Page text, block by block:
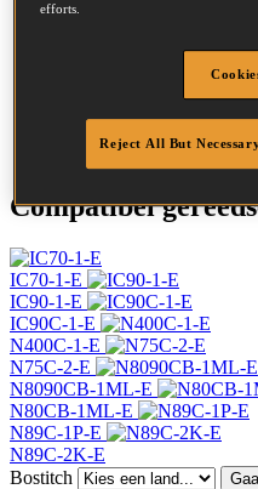
65 mm
Ring
Helder
Compatibel
IC70-1-E
IC90-1-E
IC90C-1-E
N400C-1-E
N75C-2-E
N8090CB-1ML-E
N80CB-1ML-E
N89C-1P-E
N89C-2K-E
Bostitch
efforts.
Reject All But